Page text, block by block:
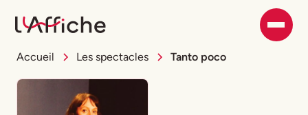
Accueil Les spectacles Tanto poco